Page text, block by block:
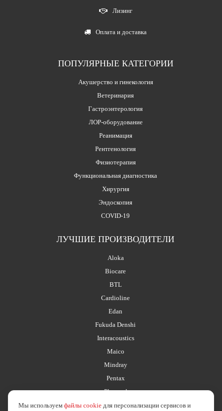
Лизинг
Оплата и доставка
ПОПУЛЯРНЫЕ КАТЕГОРИИ
Акушерство и гинекология
Ветеринария
Гастроэнтерология
ЛОР-оборудование
Реанимация
Рентгенология
Физиотерапия
Функциональная диагностика
Хирургия
Эндоскопия
COVID-19
ЛУЧШИЕ ПРОИЗВОДИТЕЛИ
Aloka
Biocare
BTL
Cardioline
Edan
Fukuda Denshi
Interacoustics
Maico
Mindray
Pentax
Planmed
Мы используем файлы cookie для персонализации сервисов и